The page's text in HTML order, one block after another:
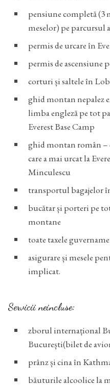
pensiune completă (3
meselor) pe parcursul
permis de urcare în
permis de ascensiune
corturi și saltele în
ghid montan nepalez
limba engleză pe tot
Everest Base Camp
ghid montan român
care a mai urcat la
Minculescu
transportul bagajelor
bucătar și porteri pe
montane
toate taxele
asigurare și mesele
implicat.
Servicii neincluse:
zborul internațional
București(bilet de
prânz și cina în
băuturile alcoolice la